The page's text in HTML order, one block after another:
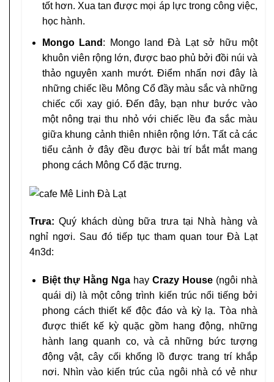
tốt hơn. Xua tan được mọi áp lực trong công việc,
học hành.
Mongo Land : Mongo land Đà Lạt sở hữu một
khuôn viên rộng lớn, được bao phủ bởi đồi núi và
thảo nguyên xanh mướt. Điểm nhấn nơi đây là
những chiếc lều Mông Cổ đầy màu sắc và những
chiếc cối xay gió. Đến đây, bạn như bước vào
một nông trại thu nhỏ với chiếc lều đa sắc màu
giữa khung cảnh thiên nhiên rộng lớn. Tất cả các
tiểu cảnh ở đây đều được bài trí bắt mắt mang
phong cách Mông Cổ đặc trưng.
Trưa: Quý khách dùng bữa trưa tại Nhà hàng và
nghỉ ngơi. Sau đó tiếp tục tham quan tour Đà Lạt
4n3d:
Biệt thự Hằng Ngahay Crazy House(ngôi nhà
quái dị) là một công trình kiến trúc nổi tiếng bởi
phong cách thiết kế độc đáo và kỳ lạ. Tòa nhà
được thiết kế kỳ quặc gồm hang động, những
hành lang quanh co, và cả những bức tượng
động vật, cây cối khổng lồ được trang trí khắp
nơi. Nhìn vào kiến trúc của ngôi nhà có vẻ như